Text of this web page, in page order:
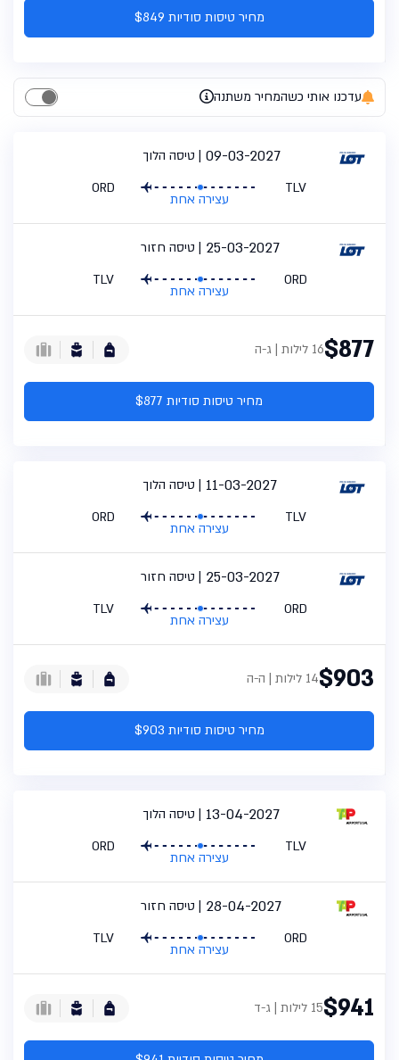
מחיר טיסות סודיות $849
עדכנו אותי כשהמחיר משתנה
טיסה הלוך 09-03-2027
TLV
עצירה אחת
ORD
טיסה חזור 25-03-2027
ORD
עצירה אחת
TLV
$87716 לילות | ג-ה
מחיר טיסות סודיות $877
טיסה הלוך 11-03-2027
TLV
עצירה אחת
ORD
טיסה חזור 25-03-2027
ORD
עצירה אחת
TLV
$90314 לילות | ה-ה
מחיר טיסות סודיות $903
טיסה הלוך 13-04-2027
TLV
עצירה אחת
ORD
טיסה חזור 28-04-2027
ORD
עצירה אחת
TLV
$94115 לילות | ג-ד